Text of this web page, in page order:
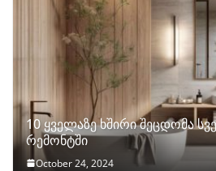
10 ყველაზე ხშირი შეცდომა
რემონტში
October 24, 2024